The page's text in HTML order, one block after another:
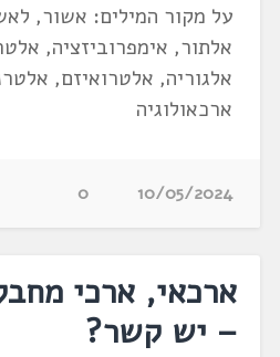
על מקור המילים: אשור,
אלתור, אימפרוביזציה,
אלגוריה, אלטרואיזם,
ארכאולוגיה
10/05/2024
0
ארכאי, ארכי
– יש קשר?